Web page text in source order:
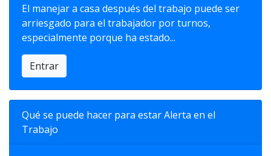
El manejar a casa después del trabajo puede ser
arriesgado para el trabajador por turnos,
especialmente porque ha estado...
Entrar
Qué se puede hacer para estar Alerta en el
Trabajo